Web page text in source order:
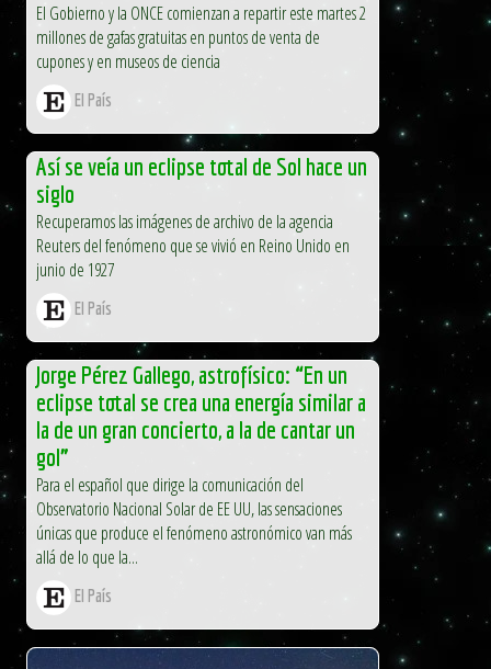
El Gobierno y la ONCE comienzan a repartir este martes 2
millones de gafas gratuitas en puntos de venta de
cupones y en museos de ciencia
El País
Así se veía un eclipse total de Sol hace un
siglo
Recuperamos las imágenes de archivo de la agencia
Reuters del fenómeno que se vivió en Reino Unido en
junio de 1927
El País
Jorge Pérez Gallego, astrofísico: “En un
eclipse total se crea una energía similar a
la de un gran concierto, a la de cantar un
gol”
Para el español que dirige la comunicación del
Observatorio Nacional Solar de EE UU, las sensaciones
únicas que produce el fenómeno astronómico van más
allá de lo que la...
El País